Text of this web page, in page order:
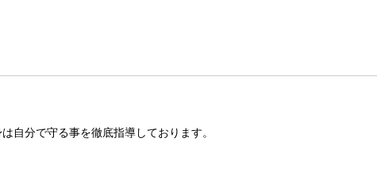
自分で守る事を徹底指導しております。